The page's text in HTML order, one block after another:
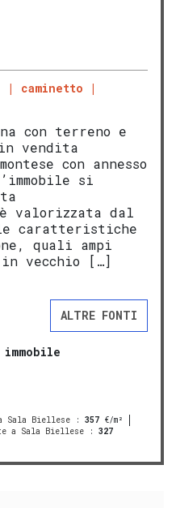
caminetto
con terreno e
vendita
con annesso
si
valorizzata dal
caratteristiche
quali ampi
vecchio […]
ALTRE FONTI
immobile
Sala Biellese : 357 €/m²
a Sala Biellese : 327